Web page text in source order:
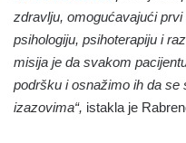
zdravlju, omogućavajući
psihologiju, psihoterapiju i
misija je da svakom
podršku i osnažimo ih da
izazovima“, istakla je